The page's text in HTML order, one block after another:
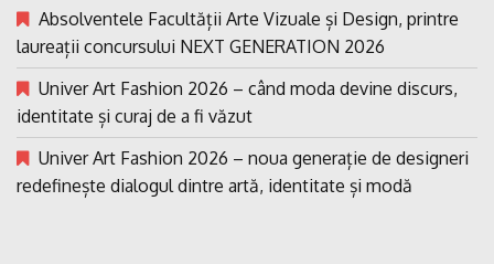
Absolventele Facultății Arte Vizuale și Design, printre
laureații concursului NEXT GENERATION 2026
Univer Art Fashion 2026 – când moda devine discurs,
identitate și curaj de a fi văzut
Univer Art Fashion 2026 – noua generație de designeri
redefinește dialogul dintre artă, identitate și modă